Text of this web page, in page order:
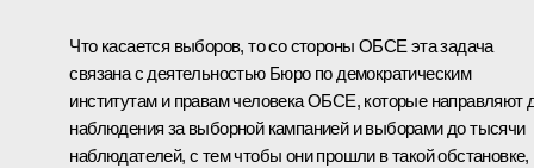
Что касается выборов, то со стороны ОБСЕ эта задача
связана с деятельностью Бюро по демократическим
институтам и правам человека ОБСЕ, которые направляют
наблюдения за выборной кампанией и выборами до тысячи
наблюдателей, с тем чтобы они прошли в такой обстановке,